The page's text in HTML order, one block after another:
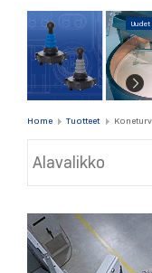
Home Tuotteet
Alavalikko